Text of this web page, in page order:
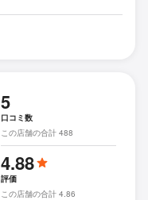
5
口コミ数
この店舗の合計 488
4.88
評価
この店舗の合計 4.86